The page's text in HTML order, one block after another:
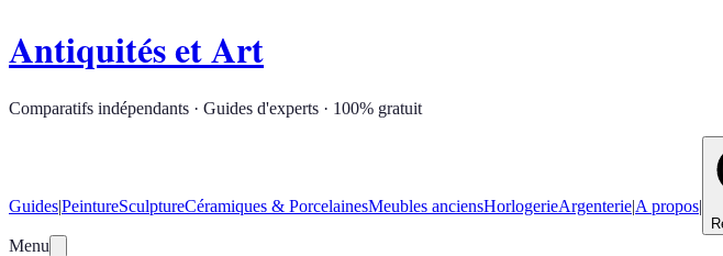
Antiquités et Art
Comparatifs indépendants · Guides d'experts · 100% gratuit
Guides|PeintureSculptureCéramiques & PorcelainesMeubles anciensHorlogerieArgenterie|A propos|
Menu